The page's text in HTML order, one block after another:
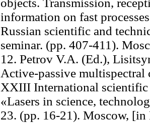
objects. Transmission,
information on fast
Russian scientific and
seminar. (pp. 407-411).
12. Petrov V.A. (Ed.),
Active-passive multispectral
XXIII International scientific
«Lasers in science,
23. (pp. 16-21). Moscow, [in